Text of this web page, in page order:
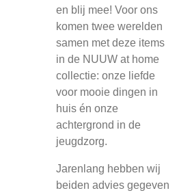
en blij mee! Voor ons
komen twee werelden
samen met deze items
in de NUUW at home
collectie: onze liefde
voor mooie dingen in
huis én onze
achtergrond in de
jeugdzorg.
Jarenlang hebben wij
beiden advies gegeven